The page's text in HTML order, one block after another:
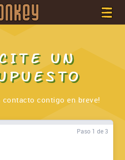
UN
contacto contigo en breve!
Paso 1 de 3